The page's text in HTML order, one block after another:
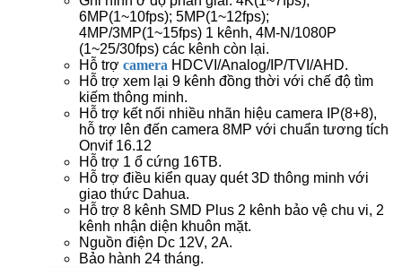
6MP(1~10fps); 5MP(1~12fps);
4MP/3MP(1~15fps) 1 kênh, 4M-N/1080P
(1~25/30fps) các kênh còn lại.
Hỗ trợ camera HDCVI/Analog/IP/TVI/AHD.
Hỗ trợ xem lại 9 kênh đồng thời với chế độ tìm
kiếm thông minh.
Hỗ trợ kết nối nhiều nhãn hiệu camera IP(8+8),
hỗ trợ lên đến camera 8MP với chuẩn tương tích
Onvif 16.12
Hỗ trợ 1 ổ cứng 16TB.
Hỗ trợ điều kiển quay quét 3D thông minh với
giao thức Dahua.
Hỗ trợ 8 kênh SMD Plus 2 kênh bảo vệ chu vi, 2
kênh nhận diện khuôn mặt.
Nguồn điện Dc 12V, 2A.
Bảo hành 24 tháng.